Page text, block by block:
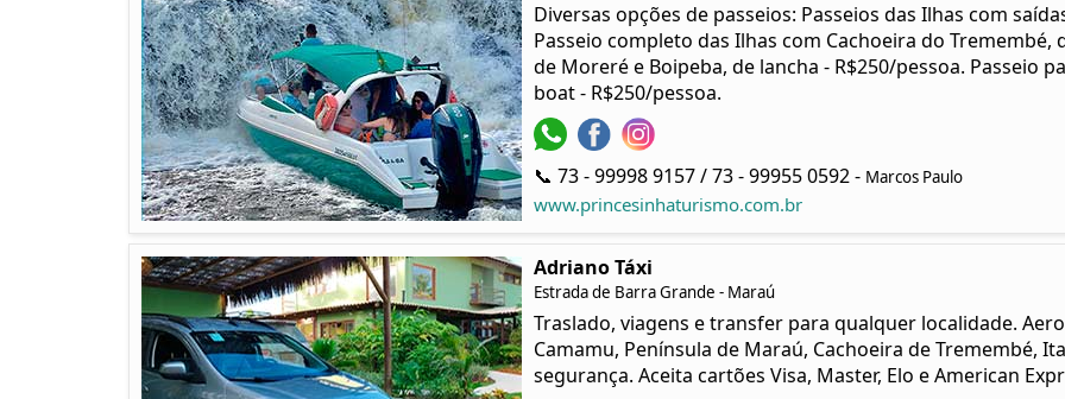
Diversas opções de passeios: Passeios das Ilhas com
Passeio completo das Ilhas com Cachoeira do Tremembé,
de Moreré e Boipeba, de lancha - R$250/pessoa. Passeio
boat - R$250/pessoa.
📞 73 - 99998 9157 / 73 - 99955 0592 - Marcos Paulo
www.princesinhaturismo.com.br
Adriano Táxi
Estrada de Barra Grande - Maraú
Traslado, viagens e transfer para qualquer localidade.
Camamu, Península de Maraú, Cachoeira de Tremembé,
segurança. Aceita cartões Visa, Master, Elo e American